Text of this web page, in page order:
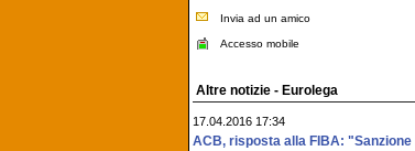
Invia ad un amico
Accesso mobile
Altre notizie - Eurolega
17.04.2016 17:34
ACB, risposta alla FIBA: "Sanzione